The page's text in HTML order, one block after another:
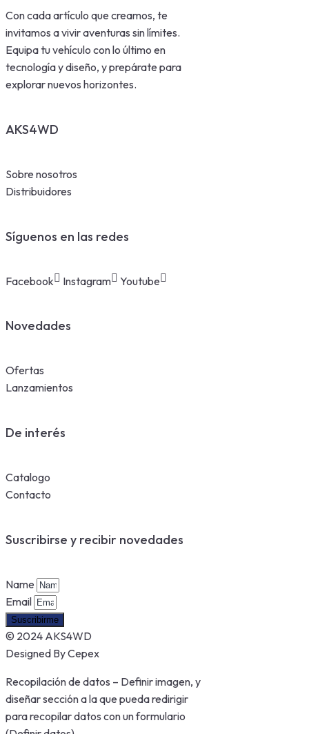
Con cada artículo que creamos, te
invitamos a vivir aventuras sin límites.
Equipa tu vehículo con lo último en
tecnología y diseño, y prepárate para
explorar nuevos horizontes.
AKS4WD
Sobre nosotros
Distribuidores
Síguenos en las redes
Facebook Instagram Youtube
Novedades
Ofertas
Lanzamientos
De interés
Catalogo
Contacto
Suscribirse y recibir novedades
Name
Email
Suscribirme
© 2024 AKS4WD
Designed By Cepex
Recopilación de datos – Definir imagen, y
diseñar sección a la que pueda redirigir
para recopilar datos con un formulario